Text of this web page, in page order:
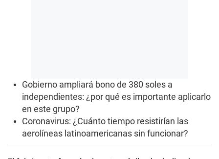
Gobierno ampliará bono de 380 soles a
independientes: ¿por qué es importante aplicarlo
en este grupo?
Coronavirus: ¿Cuánto tiempo resistirían las
aerolíneas latinoamericanas sin funcionar?